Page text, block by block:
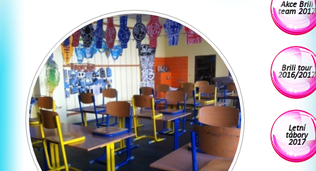
Akce Brili
team 2017
Brili tour
2016/2017
Letní
tábory
2017